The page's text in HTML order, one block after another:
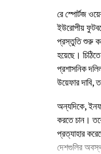
রে স্পোর্টজ
ইউরোপীয়
প্রস্তুতি শুরু
হয়েছে।
প্রশাসনিক
উয়েফার
অন্যদিকে,
করতে চান।
প্রত্যাহার
দেশগুলির